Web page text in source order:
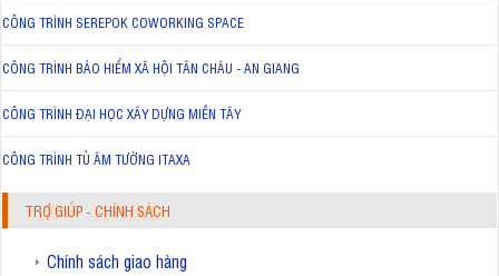
CÔNG TRÌNH SEREPOK COWORKING SPACE
CÔNG TRÌNH BẢO HIỂM XÃ HỘI TÂN CHÂU - AN GIANG
CÔNG TRÌNH ĐẠI HỌC XÂY DỰNG MIỀN TÂY
CÔNG TRÌNH TỦ ÂM TƯỜNG ITAXA
TRỢ GIÚP - CHÍNH SÁCH
Chính sách giao hàng